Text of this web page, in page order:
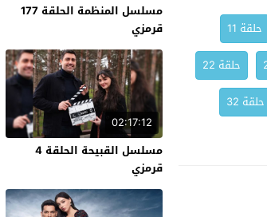
حلقة 11
حلقة 22
حلقة 32
مسلسل المنظمة الحلقة 177
قرمزي
02:17:12
مسلسل القبيحة الحلقة 4
قرمزي